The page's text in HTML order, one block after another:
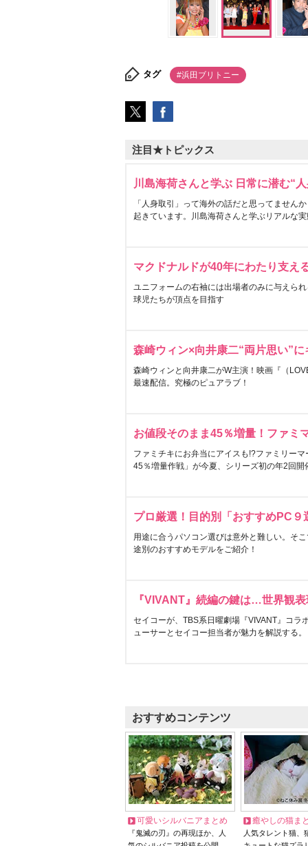
タグ #浜田ブリトニー
注目★トピックス
川島海荷さんと学ぶ 日常に潜む“
「人身取引」って海外の話だと思ってません
起きています。川島海荷さんと学ぶリアルな
マクドナルドが40年にわたり支え
ユニフォームの右袖には出場者のみに与えら
球児たちが頂点を目指す
森崎ウィン×向井康二“両片思い”
森崎ウィンと向井康二がW主演！映画『（
最速配信。究極のピュアラブ！
お値段そのまま45％増量！ファミ
ファミチキにお弁当にアイスも!?ファミリー
45％増量作戦」が今夏、シリーズ初の年2回開
プロ厳選！目的別「おすすめPC９
用途に合うパソコン選びは意外と難しい。そ
途別のおすすめモデルをご紹介！
『VIVANT』続編の鍵は…世界観
セイコーが、TBS系日曜劇場『VIVANT』コラ
ューサーとセイコー担当者が魅力を解説する。
おすすめコンテンツ
可愛いシルバニアまとめ
『鬼滅の刃』の再現ほか、人
癒やしの猫ま
人気タレント猫